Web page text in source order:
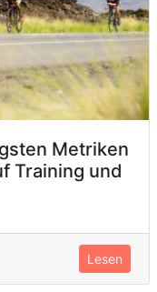
Metriken
Training und
Lesen